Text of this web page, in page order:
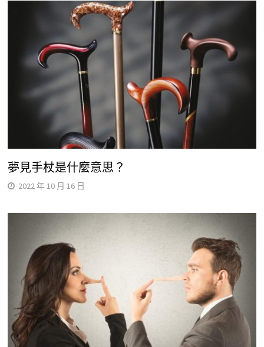
夢見手杖是什麼意思？
2022 年 10 月 16 日